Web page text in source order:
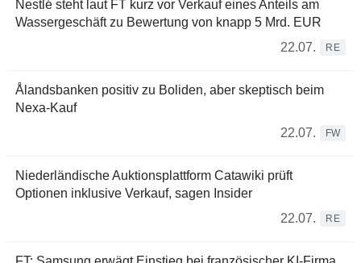
Nestlé steht laut FT kurz vor Verkauf eines Anteils am
Wassergeschäft zu Bewertung von knapp 5 Mrd. EUR
22.07.
RE
Ålandsbanken positiv zu Boliden, aber skeptisch beim
Nexa-Kauf
22.07.
FW
Niederländische Auktionsplattform Catawiki prüft
Optionen inklusive Verkauf, sagen Insider
22.07.
RE